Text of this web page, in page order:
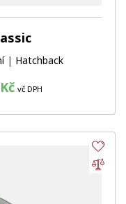
| Hatchback
vč DPH